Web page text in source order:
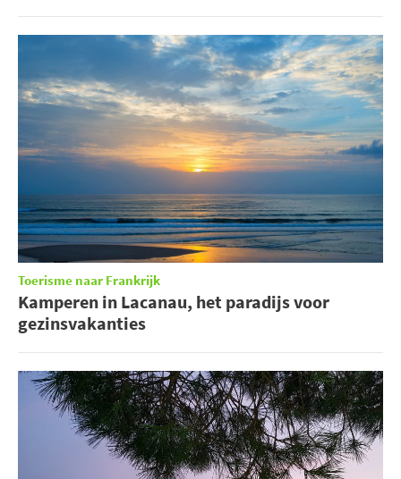
Toerisme naar Frankrijk
Kamperen in Lacanau, het paradijs voor
gezinsvakanties